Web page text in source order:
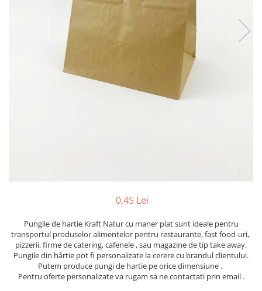
0,45 Lei
Pungile de hartie Kraft Natur cu maner plat sunt ideale pentru
transportul produselor alimentelor pentru restaurante, fast food-uri,
pizzerii, firme de catering, cafenele , sau magazine de tip take away.
Pungile din hârtie pot fi personalizate la cerere cu brandul clientului.
Putem produce pungi de hartie pe orice dimensiune .
Pentru oferte personalizate va rugam sa ne contactati prin email .